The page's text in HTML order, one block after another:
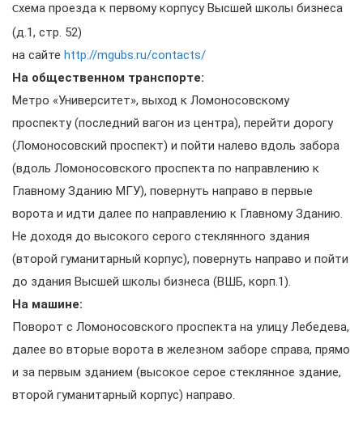
Схема проезда к первому корпусу Высшей школы бизнеса
(д.1, стр. 52)
на сайте http://mgubs.ru/contacts/
На общественном транспорте:
Метро «Университет», выход к Ломоносовскому
проспекту (последний вагон из центра), перейти дорогу
(Ломоносовский проспект) и пойти налево вдоль забора
(вдоль Ломоносовского проспекта по направлению к
Главному Зданию МГУ), повернуть направо в первые
ворота и идти далее по направлению к Главному Зданию.
Не доходя до высокого серого стеклянного здания
(второй гуманитарный корпус), повернуть направо и пойти
до здания Высшей школы бизнеса (ВШБ, корп.1).
На машине:
Поворот с Ломоносовского проспекта на улицу Лебедева,
далее во вторые ворота в железном заборе справа, прямо
и за первым зданием (высокое серое стеклянное здание,
второй гуманитарный корпус) направо.